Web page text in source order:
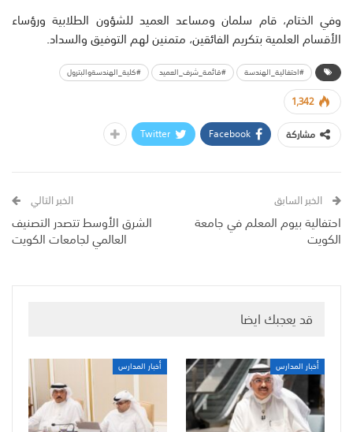
وفي الختام، قام سلمان ومساعد العميد للشؤون الطلابية ورؤساء
الأقسام العلمية بتكريم الفائقين، متمنين لهم التوفيق والسداد.
#احتفالية_الهندسة #قائمة_شرف_العميد #كلية_الهندسةوالبترول
1,342
مشاركة
Facebook
Twitter
الخبر السابق
احتفالية بيوم المعلم في جامعة
الكويت
الخبر التالي
الشرق الأوسط تتصدر التصنيف
العالمي لجامعات الكويت
قد يعجبك ايضا
أخبار المدارس أخبار المدارس